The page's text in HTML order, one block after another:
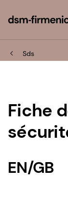
Sds
Fiche
EN/GB